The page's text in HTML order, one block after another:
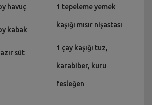
havuç
kabak
süt
1 tepeleme yemek
kaşığı mısır nişastası
1 çay kaşığı tuz,
karabiber, kuru
fesleğen